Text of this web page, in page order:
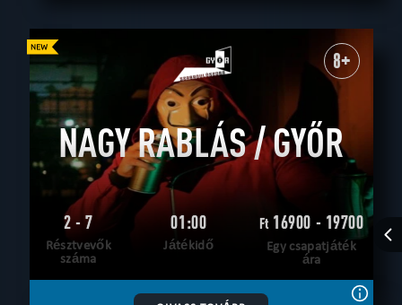
8+
NAGY RABLÁS / GYŐR
2 - 7
Résztvevők
száma
01:00
Játékidő
Ft16900 - 19700
Egy csapatjáték
ára